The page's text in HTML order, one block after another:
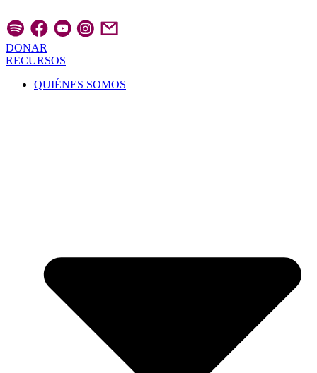
al
contenido
DONAR
RECURSOS
QUIÉNES SOMOS